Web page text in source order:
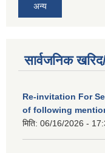
अन्य
सार्वजनिक
Re-invitation For
of following
मिति: 06/16/2026 -